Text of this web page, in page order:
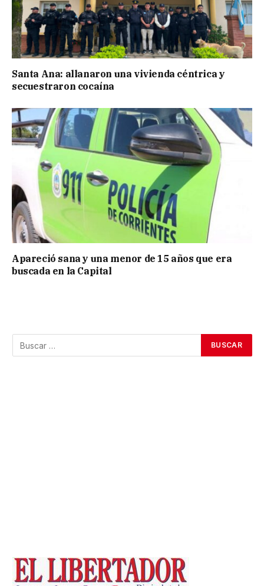
Santa Ana: allanaron una vivienda céntrica y
secuestraron cocaína
Apareció sana y una menor de 15 años que era
buscada en la Capital